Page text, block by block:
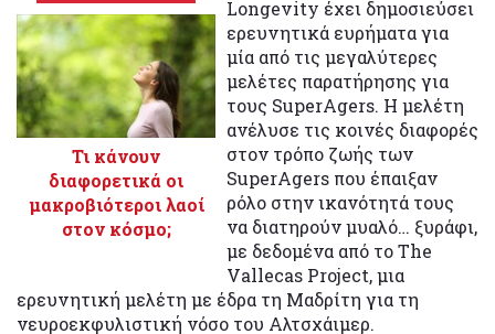
Τι κάνουν
διαφορετικά οι
μακροβιότεροι λαοί
στον κόσμο;
Longevity έχει δημοσιεύσει
ερευνητικά ευρήματα για
μία από τις μεγαλύτερες
μελέτες παρατήρησης για
τους SuperAgers. Η μελέτη
ανέλυσε τις κοινές διαφορές
στον τρόπο ζωής των
SuperAgers που έπαιξαν
ρόλο στην ικανότητά τους
να διατηρούν μυαλό… ξυράφι,
με δεδομένα από το The
Vallecas Project, μια
ερευνητική μελέτη με έδρα τη Μαδρίτη για τη
νευροεκφυλιστική νόσο του Αλτσχάιμερ.